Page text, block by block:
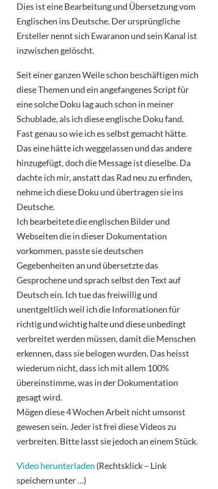
Dies ist eine Bearbeitung und Übersetzung vom
Englischen ins Deutsche. Der ursprüngliche
Ersteller nennt sich Ewaranon und sein Kanal ist
inzwischen gelöscht.
Seit einer ganzen Weile schon beschäftigen mich
diese Themen und ein angefangenes Script für
eine solche Doku lag auch schon in meiner
Schublade, als ich diese englische Doku fand.
Fast genau so wie ich es selbst gemacht hätte.
Das eine hätte ich weggelassen und das andere
hinzugefügt, doch die Message ist dieselbe. Da
dachte ich mir, anstatt das Rad neu zu erfinden,
nehme ich diese Doku und übertragen sie ins
Deutsche.
Ich bearbeitete die englischen Bilder und
Webseiten die in dieser Dokumentation
vorkommen, passte sie deutschen
Gegebenheiten an und übersetzte das
Gesprochene und sprach selbst den Text auf
Deutsch ein. Ich tue das freiwillig und
unentgeltlich weil ich die Informationen für
richtig und wichtig halte und diese unbedingt
verbreitet werden müssen, damit die Menschen
erkennen, dass sie belogen wurden. Das heisst
wiederum nicht, dass ich mit allem 100%
übereinstimme, was in der Dokumentation
gesagt wird.
Mögen diese 4 Wochen Arbeit nicht umsonst
gewesen sein. Jeder ist frei diese Videos zu
verbreiten. Bitte lasst sie jedoch an einem Stück.
Video herunterladen (Rechtsklick – Link
speichern unter …)